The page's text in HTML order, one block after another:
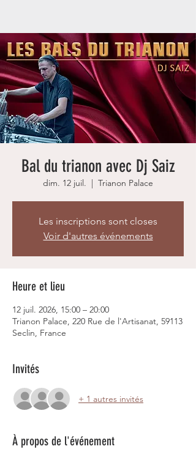
Bal du trianon avec Dj Saiz
dim. 12 juil.
  |
Trianon Palace
Les inscriptions sont closes
Voir d'autres événements
Heure et lieu
12 juil. 2026, 15:00 – 20:00
Trianon Palace, 220 Rue de l'Artisanat, 59113
Seclin, France
Invités
+ 1 autres invités
À propos de l'événement